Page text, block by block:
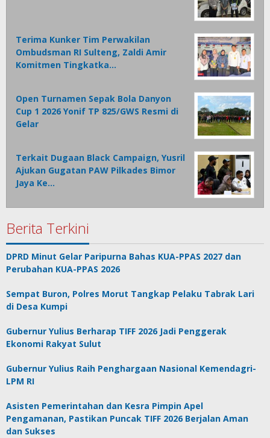
Terima Kunker Tim Perwakilan
Ombudsman RI Sulteng, Zaldi Amir
Komitmen Tingkatka…
Open Turnamen Sepak Bola Danyon
Cup 1 2026 Yonif TP 825/GWS Resmi di
Gelar
Terkait Dugaan Black Campaign, Yusril
Ajukan Gugatan PAW Pilkades Bimor
Jaya Ke…
Berita Terkini
DPRD Minut Gelar Paripurna Bahas KUA-PPAS 2027 dan
Perubahan KUA-PPAS 2026
Sempat Buron, Polres Morut Tangkap Pelaku Tabrak Lari
di Desa Kumpi
Gubernur Yulius Berharap TIFF 2026 Jadi Penggerak
Ekonomi Rakyat Sulut
Gubernur Yulius Raih Penghargaan Nasional Kemendagri-
LPM RI
Asisten Pemerintahan dan Kesra Pimpin Apel
Pengamanan, Pastikan Puncak TIFF 2026 Berjalan Aman
dan Sukses